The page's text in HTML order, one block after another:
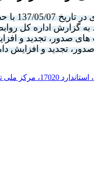
137/05/07
با
به گزارش اداره کل
صدور، تجدید و
تجدید و افزایش